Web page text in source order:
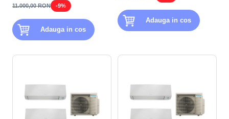
11.000,00 RON -9%
Adauga in cos
Adauga in cos